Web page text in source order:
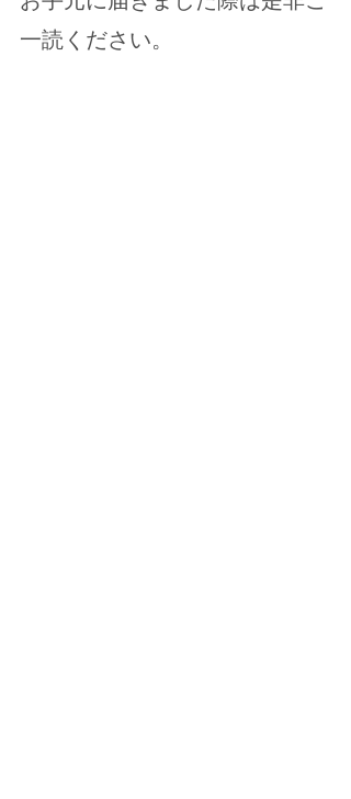
一読ください。